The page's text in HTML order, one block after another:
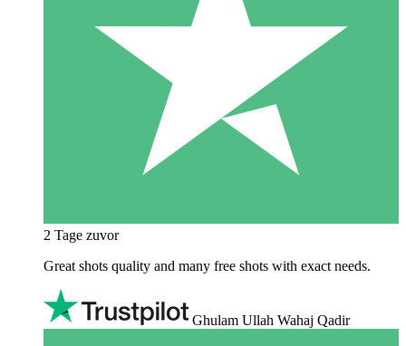
2 Tage zuvor
Great shots quality and many free shots with exact needs.
Ghulam Ullah Wahaj Qadir